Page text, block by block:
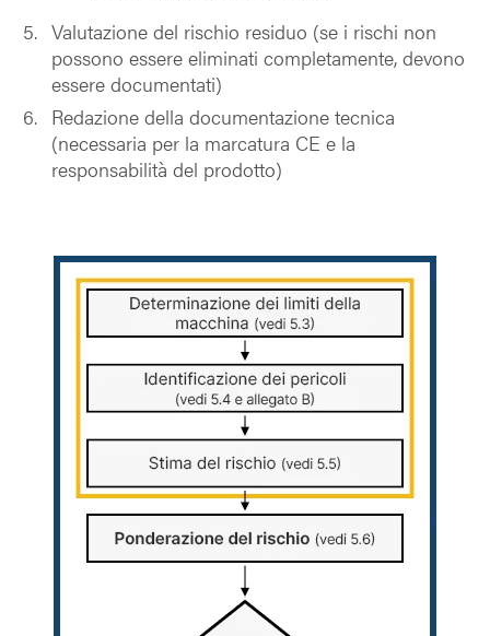
Valutazione del rischio residuo (se i rischi non
possono essere eliminati completamente, devono
essere documentati)
Redazione della documentazione tecnica
(necessaria per la marcatura CE e la
responsabilità del prodotto)